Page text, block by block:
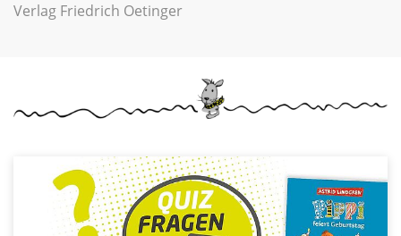
Verlag Friedrich Oetinger